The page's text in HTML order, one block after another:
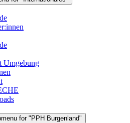
Umgebung
for "PPH Burgenland"